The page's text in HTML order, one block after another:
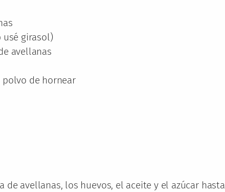
usé girasol)
avellanas
polvo de hornear
de avellanas, los huevos, el aceite y el azúcar hasta